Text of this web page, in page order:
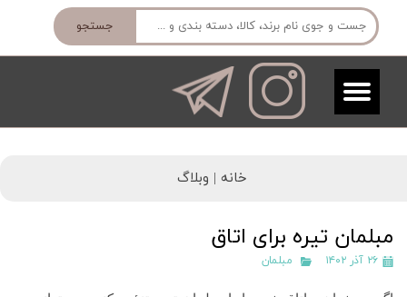
جستجو
خانه | وبلاگ
مبلمان تیره برای اتاق
۲۶ آذر ۱۴۰۲ مبلمان